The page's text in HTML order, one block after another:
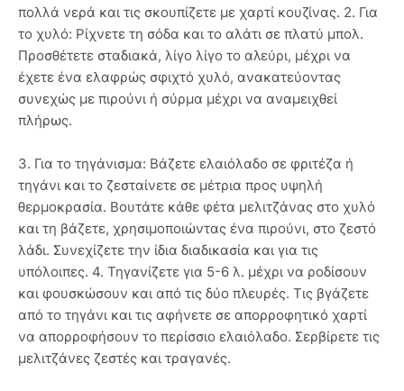
πολλά νερά και τις σκουπίζετε με χαρτί κουζίνας. 2. Για
το χυλό: Ρίχνετε τη σόδα και το αλάτι σε πλατύ μπολ.
Προσθέτετε σταδιακά, λίγο λίγο το αλεύρι, μέχρι να
έχετε ένα ελαφρώς σφιχτό χυλό, ανακατεύοντας
συνεχώς με πιρούνι ή σύρμα μέχρι να αναμειχθεί
πλήρως.
3. Για το τηγάνισμα: Βάζετε ελαιόλαδο σε φριτέζα ή
τηγάνι και το ζεσταίνετε σε μέτρια προς υψηλή
θερμοκρασία. Βουτάτε κάθε φέτα μελιτζάνας στο χυλό
και τη βάζετε, χρησιμοποιώντας ένα πιρούνι, στο ζεστό
λάδι. Συνεχίζετε την ίδια διαδικασία και για τις
υπόλοιπες. 4. Τηγανίζετε για 5-6 λ. μέχρι να ροδίσουν
και φουσκώσουν και από τις δύο πλευρές. Τις βγάζετε
από το τηγάνι και τις αφήνετε σε απορροφητικό χαρτί
να απορροφήσουν το περίσσιο ελαιόλαδο. Σερβίρετε τις
μελιτζάνες ζεστές και τραγανές.